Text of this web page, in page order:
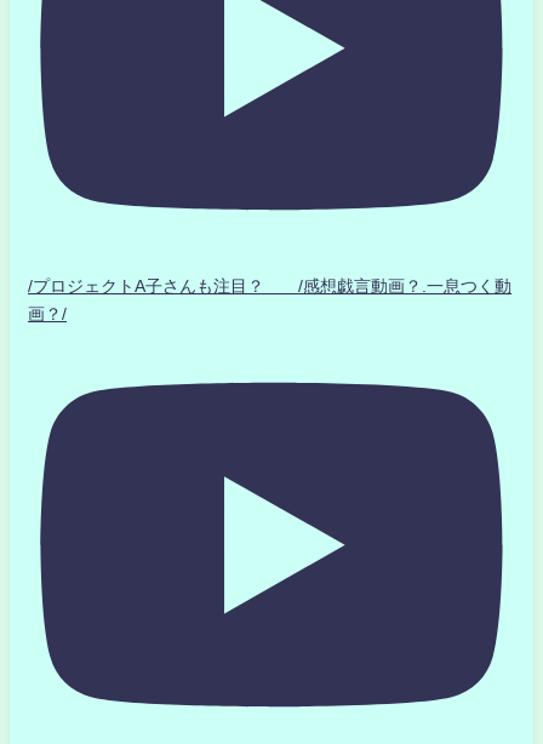
/プロジェクトA子さんも注目？ /感想戯言動画？.一息つく動
画？/